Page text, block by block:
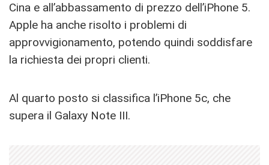
Cina e all’abbassamento di prezzo dell’iPhone 5.
Apple ha anche risolto i problemi di
approvvigionamento, potendo quindi soddisfare
la richiesta dei propri clienti.
Al quarto posto si classifica l’iPhone 5c, che
supera il Galaxy Note III.